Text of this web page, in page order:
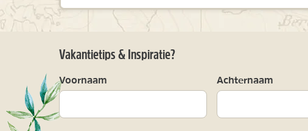
Vakantietips & Inspiratie?
Voornaam Achternaam